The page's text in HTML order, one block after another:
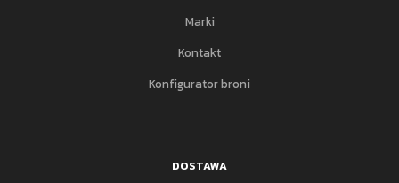
Marki
Kontakt
Konfigurator broni
DOSTAWA